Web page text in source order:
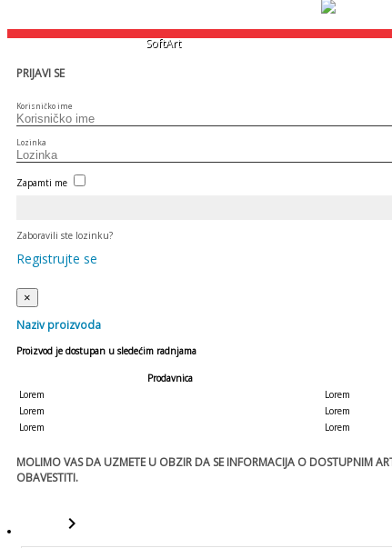
Designed & Developed bySoftArt
PRIJAVI SE
Korisničko ime
Lozinka
Zapamti me
Zaboravili ste lozinku?
Registrujte se
×
Naziv proizvoda
Proizvod je dostupan u sledećim radnjama
Prodavnica
Lorem
Lorem
Lorem
Lorem
Lorem
Lorem
MOLIMO VAS DA UZMETE U OBZIR DA SE INFORMACIJA O DOSTUPNIM
OBAVESTITI.
keyboard_arrow_right